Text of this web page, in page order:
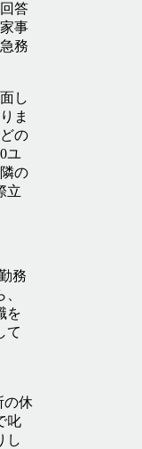
答
事
務
し
ま
の
ユ
の
立
務
を
て
の休
叱
し